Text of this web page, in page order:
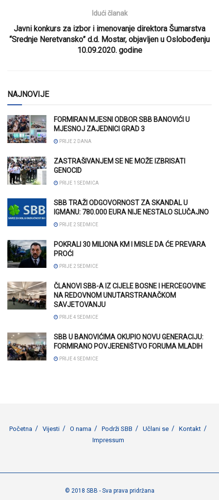
Idući članak
Javni konkurs za izbor i imenovanje direktora Šumarstva
“Srednje Neretvansko” d.d. Mostar, objavljen u Oslobođenju
10.09.2020. godine
NAJNOVIJE
FORMIRAN MJESNI ODBOR SBB BANOVIĆI U
MJESNOJ ZAJEDNICI GRAD 3
PRIJE 2 DANA
ZASTRAŠIVANJEM SE NE MOŽE IZBRISATI
GENOCID
PRIJE 1 SEDMICA
SBB TRAŽI ODGOVORNOST ZA SKANDAL U
IGMANU: 780.000 EURA NIJE NESTALO SLUČAJNO
PRIJE 2 SEDMICE
POKRALI 30 MILIONA KM I MISLE DA ĆE PREVARA
PROĆI
PRIJE 2 SEDMICE
ČLANOVI SBB-A IZ CIJELE BOSNE I HERCEGOVINE
NA REDOVNOM UNUTARSTRANAČKOM
SAVJETOVANJU
PRIJE 4 SEDMICE
SBB U BANOVIĆIMA OKUPIO NOVU GENERACIJU:
FORMIRANO POVJERENIŠTVO FORUMA MLADIH
PRIJE 4 SEDMICE
Početna Vijesti O nama Podrži SBB Učlani se
Kontakt
Impressum
© 2018 SBB - Sva prava pridržana